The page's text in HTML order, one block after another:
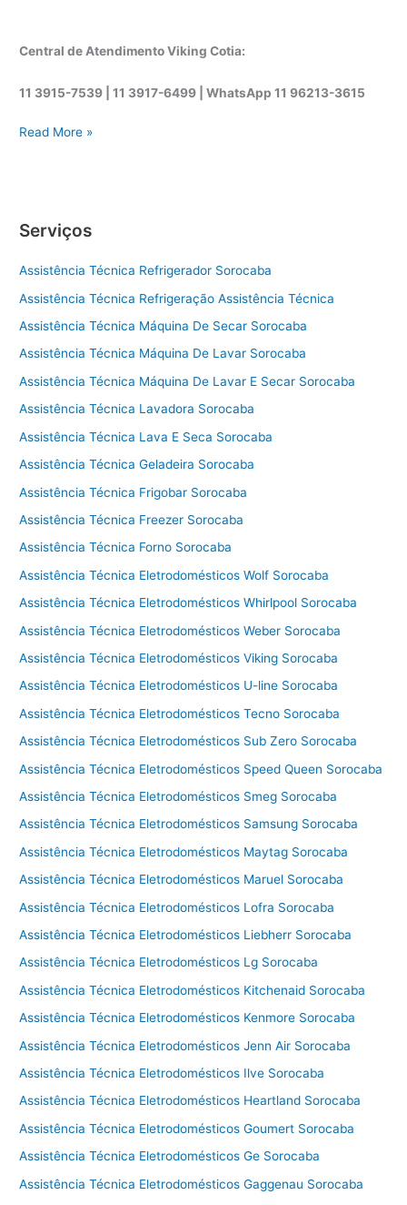
Central de Atendimento Viking Cotia:
11 3915-7539 | 11 3917-6499 |WhatsApp11 96213-3615
A
t
n
c
a
t
n
a
V
i
n
C
o
t
a
Read More »
Serviços
Assistência Técnica Refrigerador Sorocaba
Assistência Técnica Refrigeração Assistência Técnica
Assistência Técnica Máquina De Secar Sorocaba
Assistência Técnica Máquina De Lavar Sorocaba
Assistência Técnica Máquina De Lavar E Secar Sorocaba
Assistência Técnica Lavadora Sorocaba
Assistência Técnica Lava E Seca Sorocaba
Assistência Técnica Geladeira Sorocaba
Assistência Técnica Frigobar Sorocaba
Assistência Técnica Freezer Sorocaba
Assistência Técnica Forno Sorocaba
Assistência Técnica Eletrodomésticos Wolf Sorocaba
Assistência Técnica Eletrodomésticos Whirlpool Sorocaba
Assistência Técnica Eletrodomésticos Weber Sorocaba
Assistência Técnica Eletrodomésticos Viking Sorocaba
Assistência Técnica Eletrodomésticos U-line Sorocaba
Assistência Técnica Eletrodomésticos Tecno Sorocaba
Assistência Técnica Eletrodomésticos Sub Zero Sorocaba
Assistência Técnica Eletrodomésticos Speed Queen Sorocaba
Assistência Técnica Eletrodomésticos Smeg Sorocaba
Assistência Técnica Eletrodomésticos Samsung Sorocaba
Assistência Técnica Eletrodomésticos Maytag Sorocaba
Assistência Técnica Eletrodomésticos Maruel Sorocaba
Assistência Técnica Eletrodomésticos Lofra Sorocaba
Assistência Técnica Eletrodomésticos Liebherr Sorocaba
Assistência Técnica Eletrodomésticos Lg Sorocaba
Assistência Técnica Eletrodomésticos Kitchenaid Sorocaba
Assistência Técnica Eletrodomésticos Kenmore Sorocaba
Assistência Técnica Eletrodomésticos Jenn Air Sorocaba
Assistência Técnica Eletrodomésticos Ilve Sorocaba
Assistência Técnica Eletrodomésticos Heartland Sorocaba
Assistência Técnica Eletrodomésticos Goumert Sorocaba
Assistência Técnica Eletrodomésticos Ge Sorocaba
Assistência Técnica Eletrodomésticos Gaggenau Sorocaba